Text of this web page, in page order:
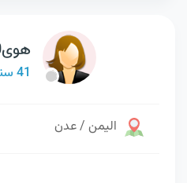
هوى0الجنوب
41 سنة من اليمن
اليمن / عدن